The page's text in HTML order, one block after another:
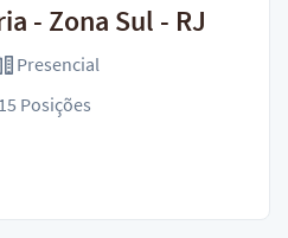
- Zona Sul - RJ
Presencial
15 Posições